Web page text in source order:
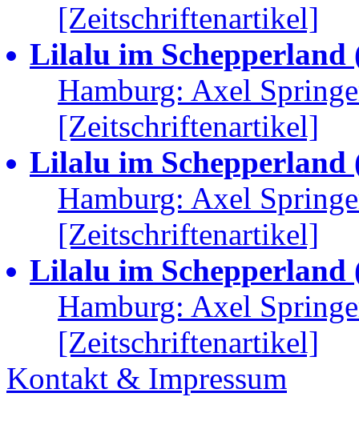
[Zeitschriftenartikel]
Lilalu im Schepperland
Hamburg: Axel
[Zeitschriftenartikel]
Lilalu im Schepperland
Hamburg: Axel
[Zeitschriftenartikel]
Lilalu im Schepperland
Hamburg: Axel
[Zeitschriftenartikel]
Kontakt & Impressum